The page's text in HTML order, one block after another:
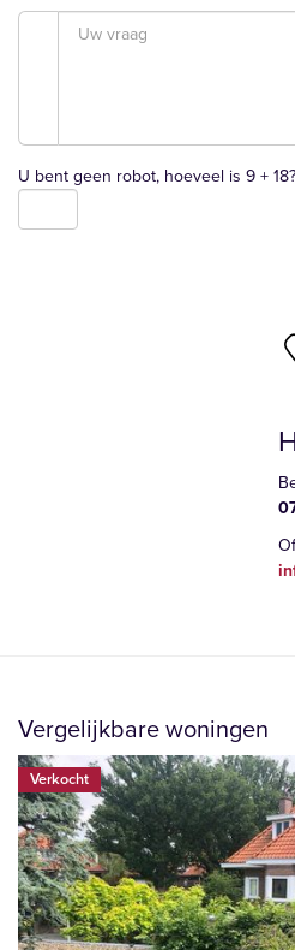
U bent geen robot, hoeveel is 9 + 18?
Vergelijkbare woningen
Verkocht